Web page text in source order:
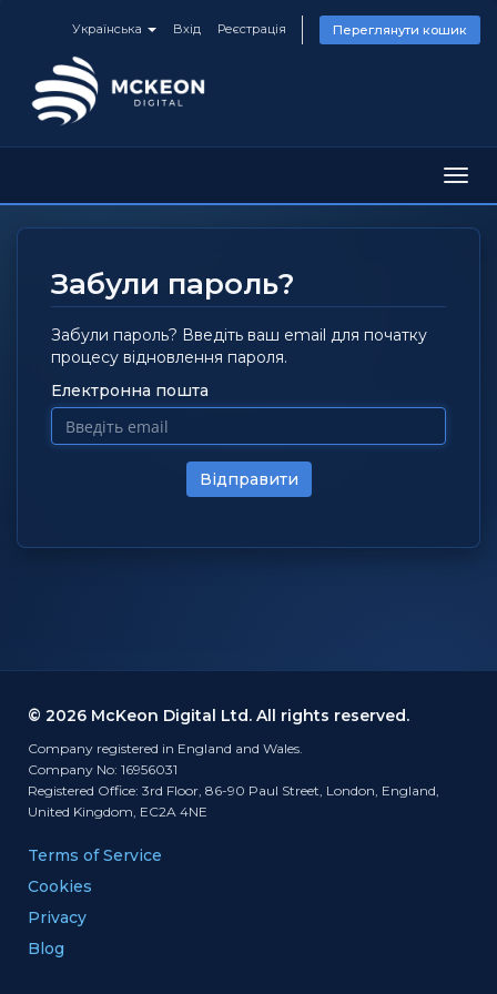
Українська Вхід Реєстрація Переглянути кошик
Забули пароль?
Забули пароль? Введіть ваш email для початку
процесу відновлення пароля.
Електронна пошта
Відправити
© 2026 McKeon Digital Ltd. All rights reserved.
Company registered in England and Wales.
Company No: 16956031
Registered Office: 3rd Floor, 86-90 Paul Street, London, England,
United Kingdom, EC2A 4NE
Terms of Service
Cookies
Privacy
Blog